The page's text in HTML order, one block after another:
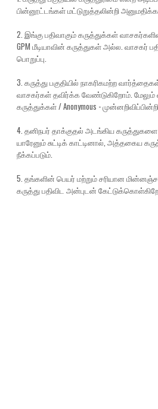
பின்னூட்டங்கள் மட்டுறுத்தலின்றி
2. இங்கு பதிவாகும் கருத்துக்கள்
GPM மீடியாவின் கருத்துகள் அல்ல. வாசகர்
பொறுப்பு.
3. கருத்து பகுதியில் நாகரிகமற்ற
வாசகர்கள் தவிர்க்க வேண்டுகிறோம்.
கருத்துக்கள் / Anonymous -
4. தனிநபர் தாக்குதல் அடங்கிய
யாரேனும் சுட்டிக் காட்டினால், அத்தகைய
நீக்கப்படும்.
5. தங்களின் பெயர் மற்றும் சரியான
கருத்து பதிவிட அன்புடன்